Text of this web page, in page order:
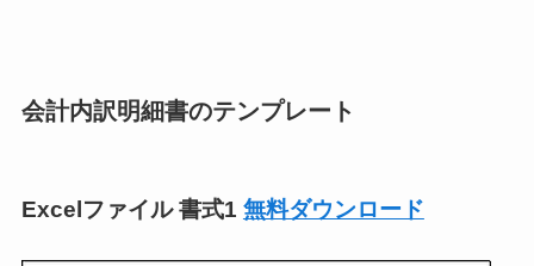
会計内訳明細書のテンプレート
Excelファイル 書式1 無料ダウンロード